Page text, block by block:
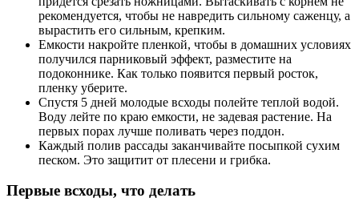
рекомендуется, чтобы не навредить сильному саженцу, а
вырастить его сильным, крепким.
Емкости накройте пленкой, чтобы в домашних условиях
получился парниковый эффект, разместите на
подоконнике. Как только появится первый росток,
пленку уберите.
Спустя 5 дней молодые всходы полейте теплой водой.
Воду лейте по краю емкости, не задевая растение. На
первых порах лучше поливать через поддон.
Каждый полив рассады заканчивайте посыпкой сухим
песком. Это защитит от плесени и грибка.
Первые всходы, что делать